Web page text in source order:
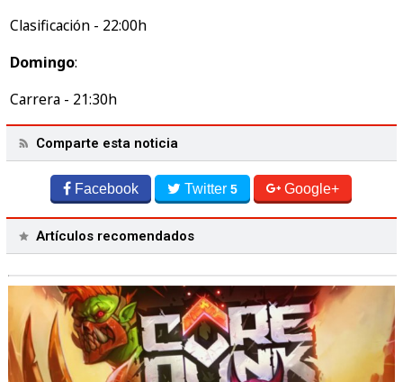
Clasificación - 22:00h
Domingo:
Carrera - 21:30h
Comparte esta noticia
Facebook Twitter5 Google+
Artículos recomendados